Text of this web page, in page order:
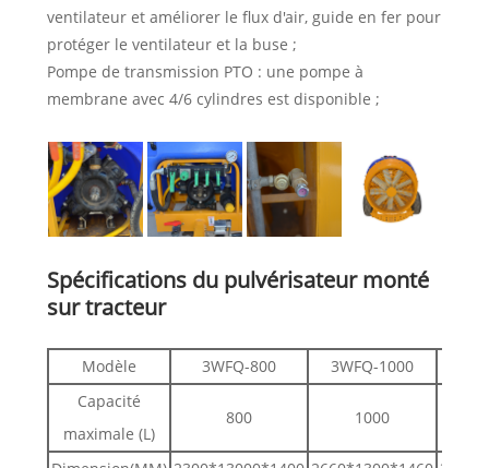
ventilateur et améliorer le flux d'air, guide en fer pour
protéger le ventilateur et la buse ;
Pompe de transmission PTO : une pompe à
membrane avec 4/6 cylindres est disponible ;
Spécifications du pulvérisateur monté
sur tracteur
Modèle 3WFQ-800 3WFQ-1000
Capacité
maximale (L)
800 1000